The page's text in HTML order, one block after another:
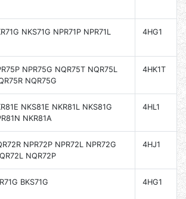
NKS71G NPR71P NPR71L
4HG1
NPR75G NQR75T NQR75L
NQR75G
4HK1T
NKS81E NKR81L NKS81G
NKR81A
4HL1
NPR72P NPR72L NPR72G
NQR72P
4HJ1
BKS71G 4HG1